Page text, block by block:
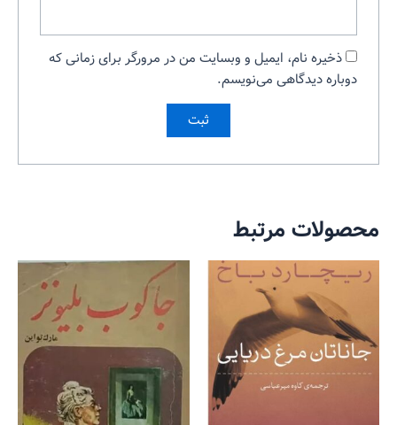
ذخیره نام، ایمیل و وبسایت من در مرورگر برای زمانی که
دوباره دیدگاهی می‌نویسم.
محصولات مرتبط